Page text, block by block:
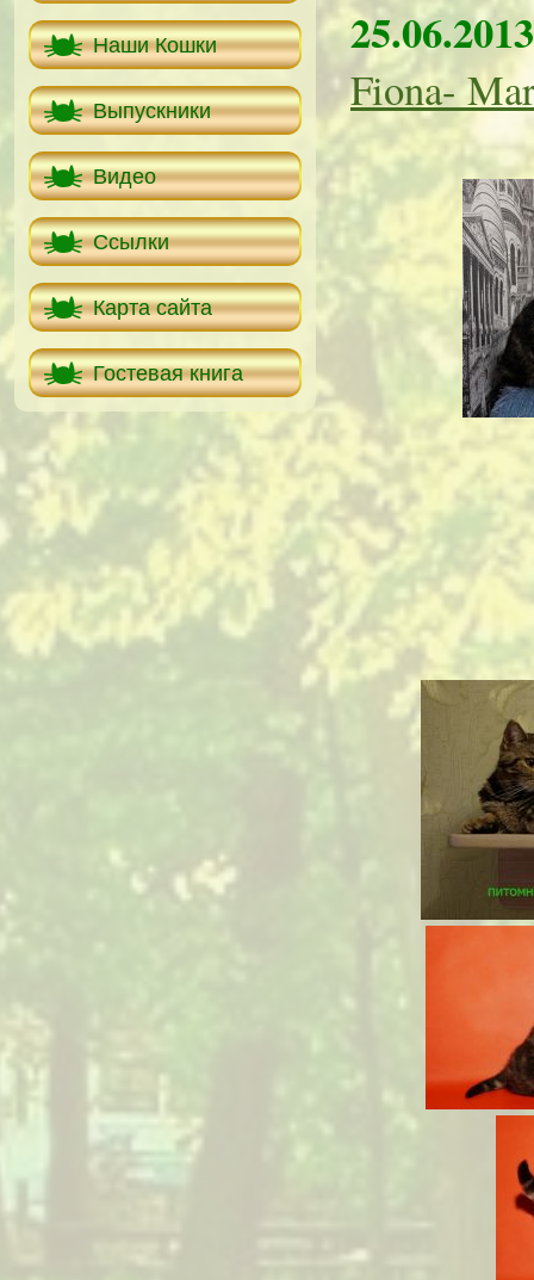
Наши Кошки
Выпускники
Видео
Ссылки
Карта сайта
Гостевая книга
Fiona-